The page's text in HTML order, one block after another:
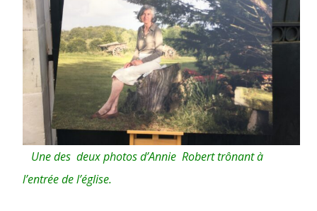
Une des deux photos d’Annie Robert trônant à
l’entrée de l’église.